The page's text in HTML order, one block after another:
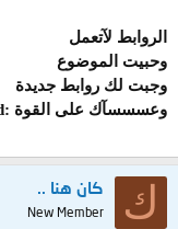
الروابط لآتعمل
وحبيت الموضوع
وجبت لك روابط جديدة
وعسسسآك على القوة :aghmad:
ك كان هنا ..
New Member